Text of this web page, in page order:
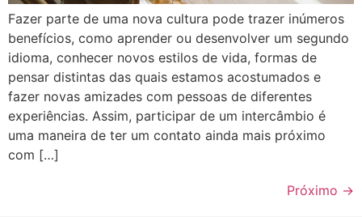
Fazer parte de uma nova cultura pode trazer inúmeros
benefícios, como aprender ou desenvolver um segundo
idioma, conhecer novos estilos de vida, formas de
pensar distintas das quais estamos acostumados e
fazer novas amizades com pessoas de diferentes
experiências. Assim, participar de um intercâmbio é
uma maneira de ter um contato ainda mais próximo
com […]
Próximo →